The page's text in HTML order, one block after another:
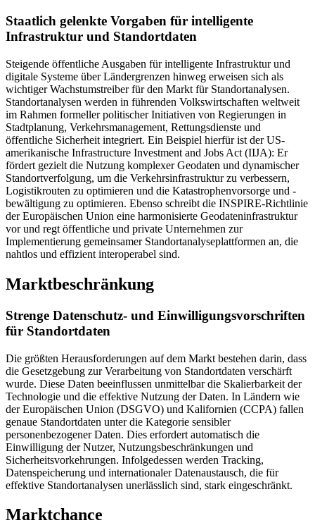
Staatlich gelenkte Vorgaben für intelligente
Infrastruktur und Standortdaten
Steigende öffentliche Ausgaben für intelligente Infrastruktur und
digitale Systeme über Ländergrenzen hinweg erweisen sich als
wichtiger Wachstumstreiber für den Markt für Standortanalysen.
Standortanalysen werden in führenden Volkswirtschaften weltweit
im Rahmen formeller politischer Initiativen von Regierungen in
Stadtplanung, Verkehrsmanagement, Rettungsdienste und
öffentliche Sicherheit integriert. Ein Beispiel hierfür ist der US-
amerikanische Infrastructure Investment and Jobs Act (IIJA): Er
fördert gezielt die Nutzung komplexer Geodaten und dynamischer
Standortverfolgung, um die Verkehrsinfrastruktur zu verbessern,
Logistikrouten zu optimieren und die Katastrophenvorsorge und -
bewältigung zu optimieren. Ebenso schreibt die INSPIRE-Richtlinie
der Europäischen Union eine harmonisierte Geodateninfrastruktur
vor und regt öffentliche und private Unternehmen zur
Implementierung gemeinsamer Standortanalyseplattformen an, die
nahtlos und effizient interoperabel sind.
Marktbeschränkung
Strenge Datenschutz- und Einwilligungsvorschriften
für Standortdaten
Die größten Herausforderungen auf dem Markt bestehen darin, dass
die Gesetzgebung zur Verarbeitung von Standortdaten verschärft
wurde. Diese Daten beeinflussen unmittelbar die Skalierbarkeit der
Technologie und die effektive Nutzung der Daten. In Ländern wie
der Europäischen Union (DSGVO) und Kalifornien (CCPA) fallen
genaue Standortdaten unter die Kategorie sensibler
personenbezogener Daten. Dies erfordert automatisch die
Einwilligung der Nutzer, Nutzungsbeschränkungen und
Sicherheitsvorkehrungen. Infolgedessen werden Tracking,
Datenspeicherung und internationaler Datenaustausch, die für
effektive Standortanalysen unerlässlich sind, stark eingeschränkt.
Marktchance